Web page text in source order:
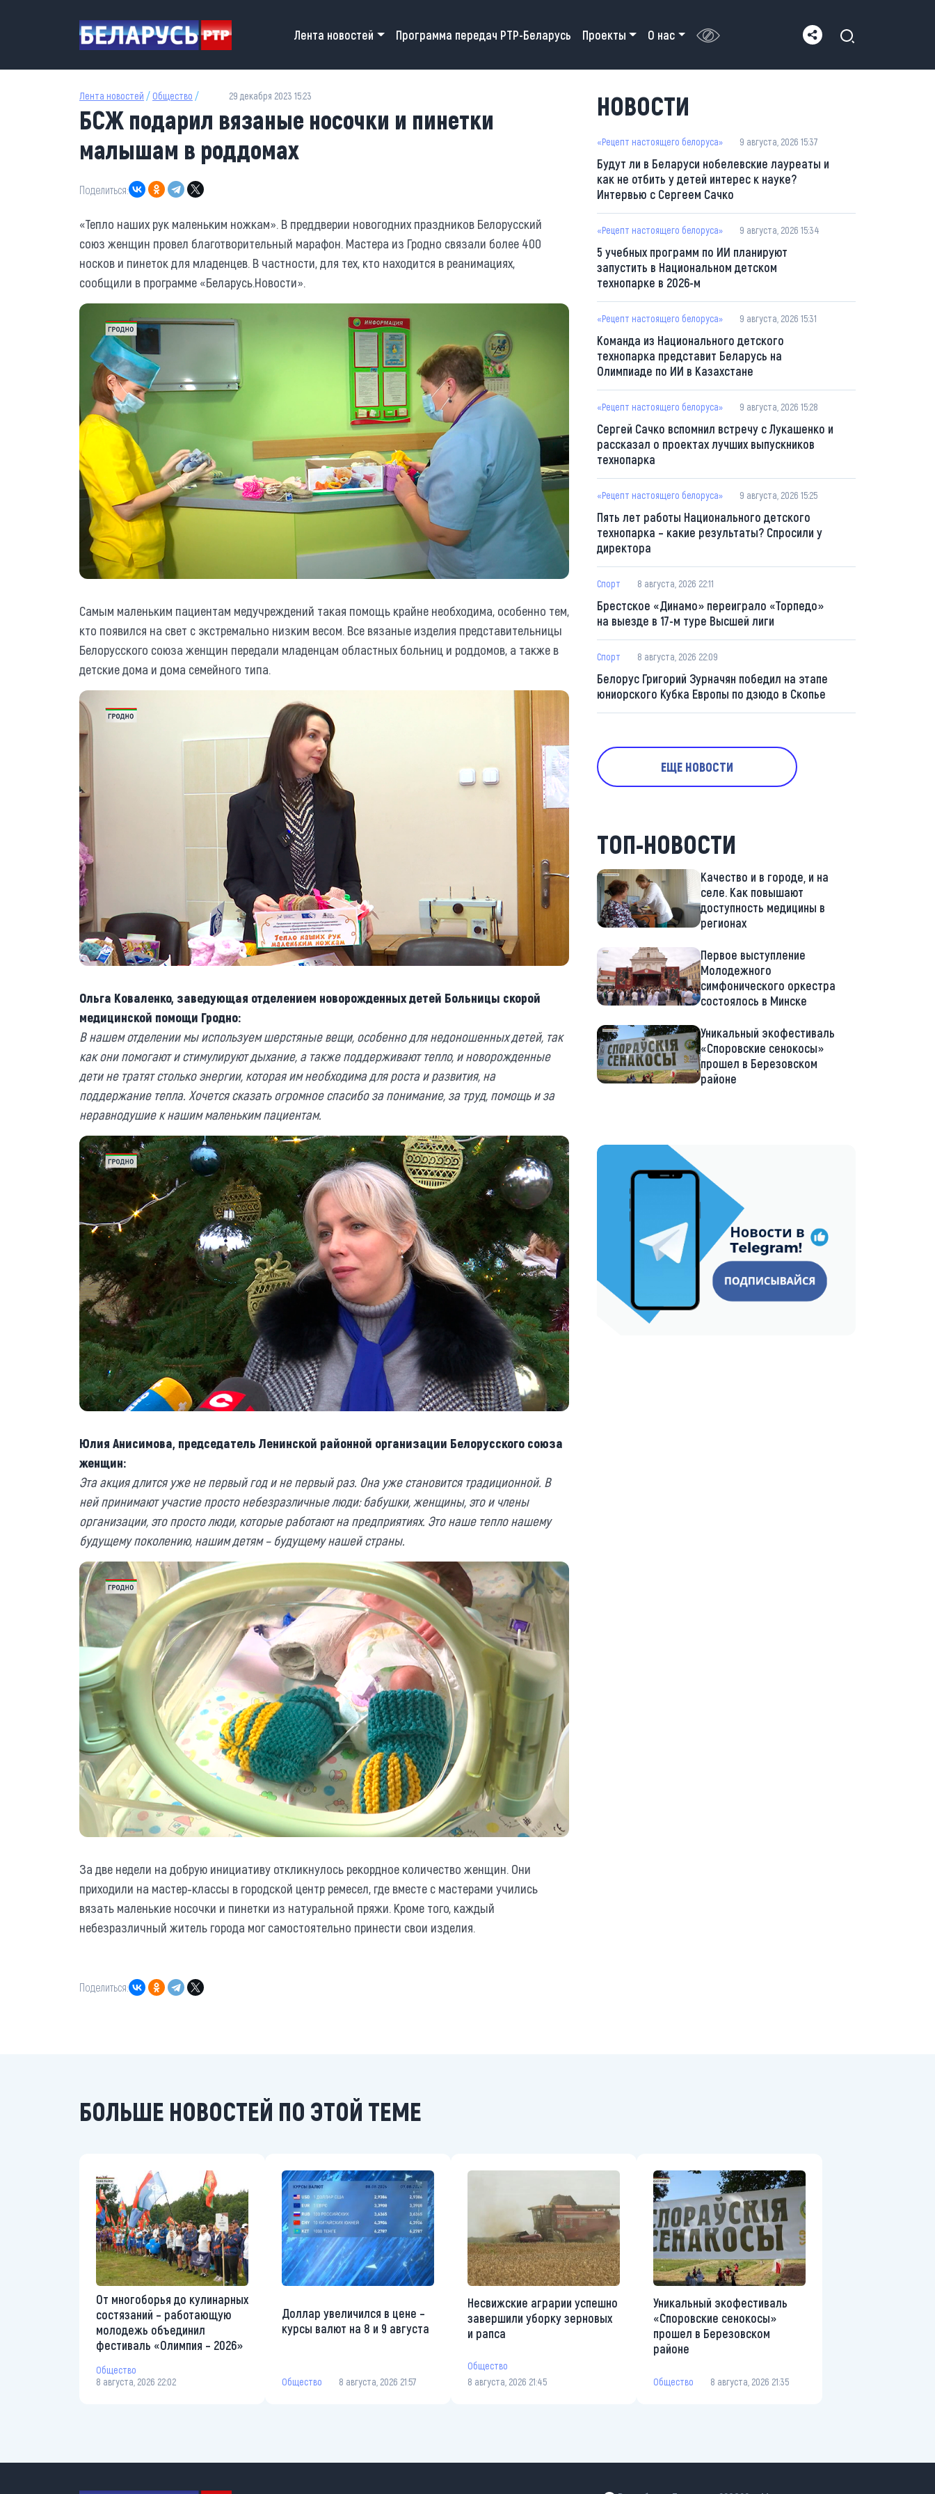
Main navigation
Лента новостей Программа передач РТР-Беларусь Проекты О нас
Лента новостей / Общество / 29 декабря 2023 15:23
БСЖ подарил вязаные носочки и пинетки
малышам в роддомах
Поделиться:
«Тепло наших рук маленьким ножкам». В преддверии новогодних праздников Белорусский
союз женщин провел благотворительный марафон. Мастера из Гродно связали более 400
носков и пинеток для младенцев. В частности, для тех, кто находится в реанимациях,
сообщили в программе «Беларусь.Новости».
Самым маленьким пациентам медучреждений такая помощь крайне необходима, особенно тем,
кто появился на свет с экстремально низким весом. Все вязаные изделия представительницы
Белорусского союза женщин передали младенцам областных больниц и роддомов, а также в
детские дома и дома семейного типа.
Ольга Коваленко, заведующая отделением новорожденных детей Больницы скорой
медицинской помощи Гродно:
В нашем отделении мы используем шерстяные вещи, особенно для недоношенных детей, так
как они помогают и стимулируют дыхание, а также поддерживают тепло, и новорожденные
дети не тратят столько энергии, которая им необходима для роста и развития, на
поддержание тепла. Хочется сказать огромное спасибо за понимание, за труд, помощь и за
неравнодушие к нашим маленьким пациентам.
Юлия Анисимова, председатель Ленинской районной организации Белорусского союза
женщин:
Эта акция длится уже не первый год и не первый раз. Она уже становится традиционной. В
ней принимают участие просто небезразличные люди: бабушки, женщины, это и члены
организации, это просто люди, которые работают на предприятиях. Это наше тепло нашему
будущему поколению, нашим детям – будущему нашей страны.
За две недели на добрую инициативу откликнулось рекордное количество женщин. Они
приходили на мастер-классы в городской центр ремесел, где вместе с мастерами учились
вязать маленькие носочки и пинетки из натуральной пряжи. Кроме того, каждый
небезразличный житель города мог самостоятельно принести свои изделия.
Поделиться:
НОВОСТИ
«Рецепт настоящего белоруса» 9 августа, 2026 15:37
Будут ли в Беларуси нобелевские лауреаты и
как не отбить у детей интерес к науке?
Интервью с Сергеем Сачко
«Рецепт настоящего белоруса» 9 августа, 2026 15:34
5 учебных программ по ИИ планируют
запустить в Национальном детском
технопарке в 2026-м
«Рецепт настоящего белоруса» 9 августа, 2026 15:31
Команда из Национального детского
технопарка представит Беларусь на
Олимпиаде по ИИ в Казахстане
«Рецепт настоящего белоруса» 9 августа, 2026 15:28
Сергей Сачко вспомнил встречу с Лукашенко и
рассказал о проектах лучших выпускников
технопарка
«Рецепт настоящего белоруса» 9 августа, 2026 15:25
Пять лет работы Национального детского
технопарка – какие результаты? Спросили у
директора
Спорт 8 августа, 2026 22:11
Брестское «Динамо» переиграло «Торпедо»
на выезде в 17-м туре Высшей лиги
Спорт 8 августа, 2026 22:09
Белорус Григорий Зурначян победил на этапе
юниорского Кубка Европы по дзюдо в Скопье
ЕЩЕ НОВОСТИ
ТОП-НОВОСТИ
Качество и в городе, и на
селе. Как повышают
доступность медицины в
регионах
Первое выступление
Молодежного
симфонического оркестра
состоялось в Минске
Уникальный экофестиваль
«Споровские сенокосы»
прошел в Березовском
районе
https://t.me/minskctvby
БОЛЬШЕ НОВОСТЕЙ ПО ЭТОЙ ТЕМЕ
От многоборья до кулинарных
состязаний – работающую
молодежь объединил
фестиваль «Олимпия – 2026»
Общество
8 августа, 2026 22:02
Доллар увеличился в цене –
курсы валют на 8 и 9 августа
Общество 8 августа, 2026 21:57
Несвижские аграрии успешно
завершили уборку зерновых
и рапса
Общество
8 августа, 2026 21:45
Уникальный экофестиваль
«Споровские сенокосы»
прошел в Березовском
районе
Общество 8 августа, 2026 21:35